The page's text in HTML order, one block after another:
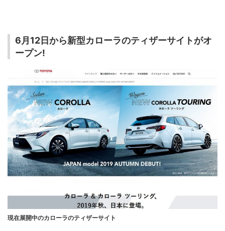
6月12日から新型カローラのティザーサイトがオ
ープン!
現在展開中のカローラのティザーサイト